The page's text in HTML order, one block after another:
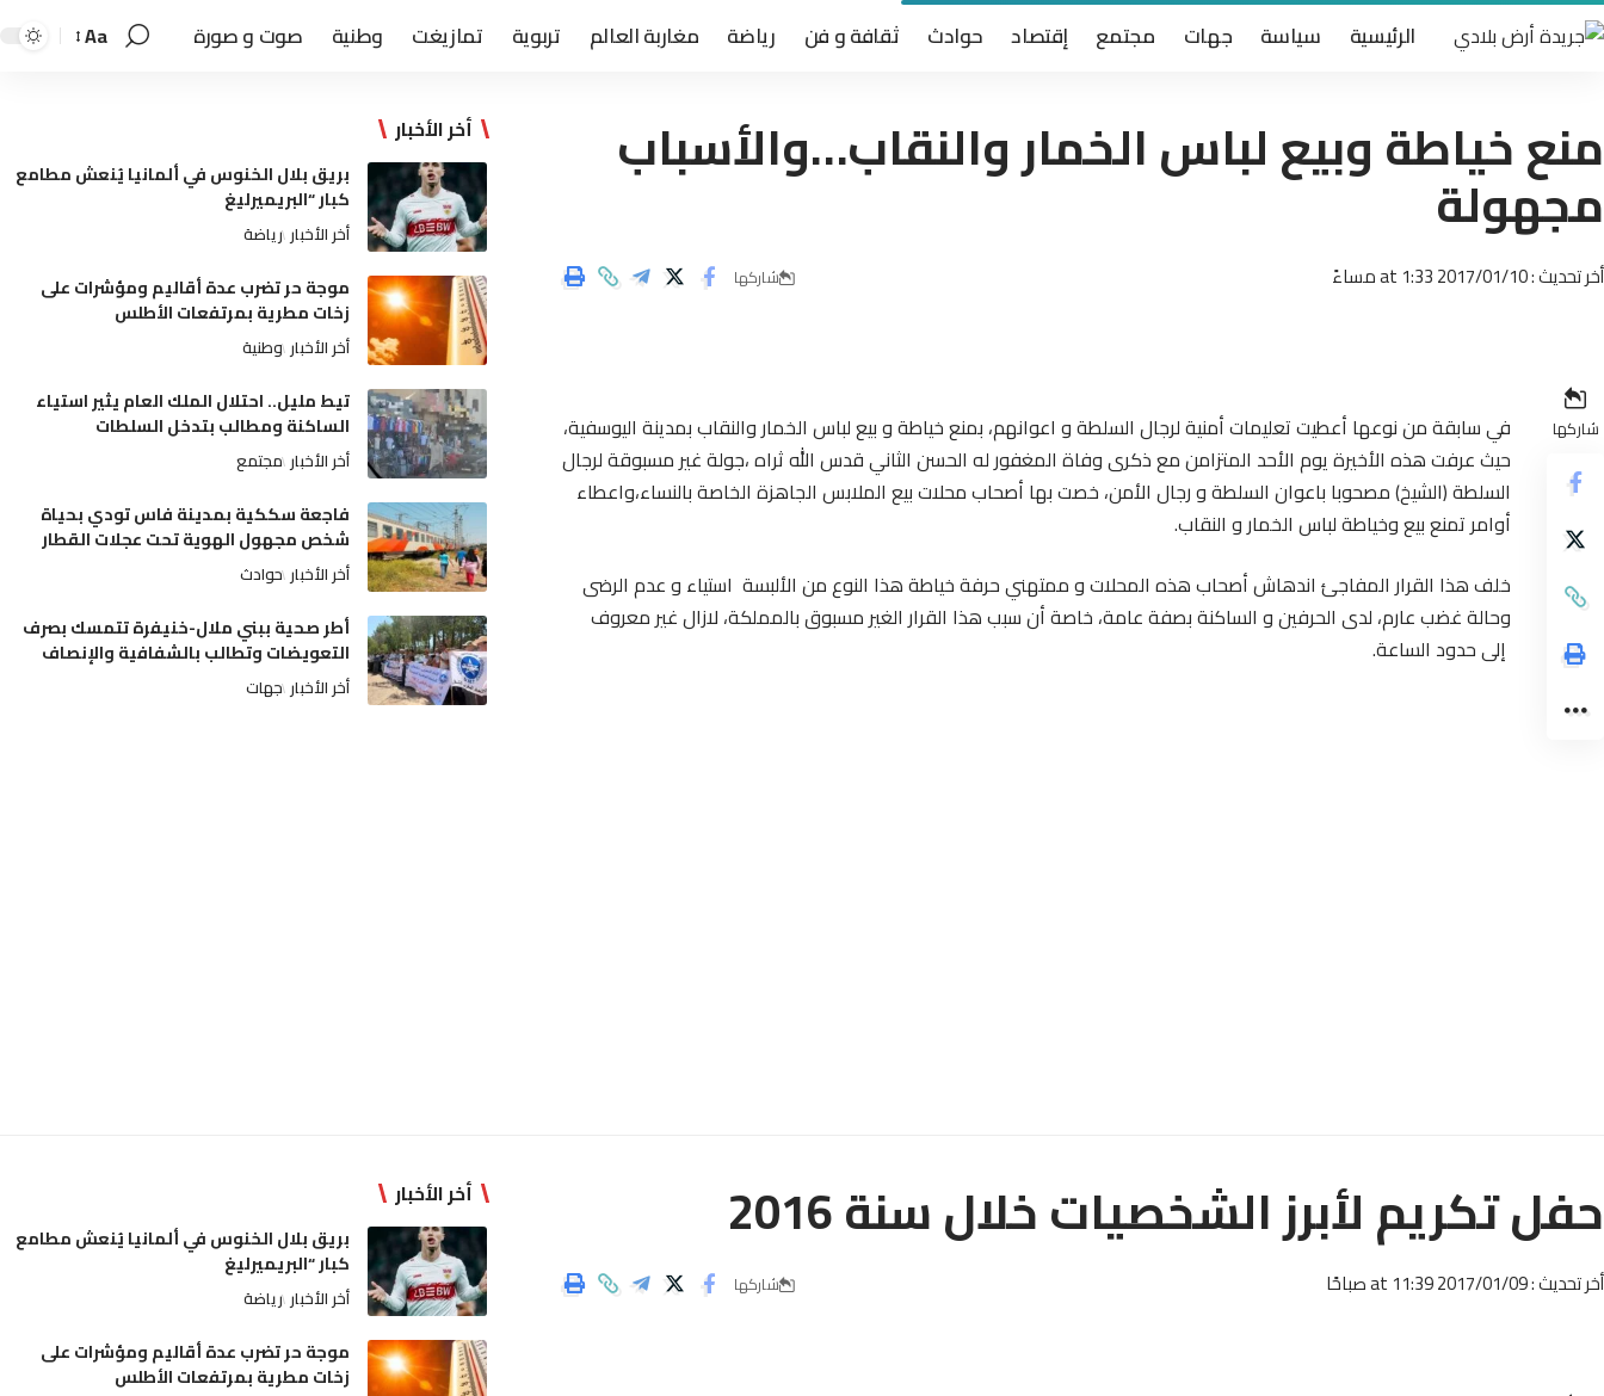
الرئيسية سياسة جهات مجتمع إقتصاد حوادث ثقافة و فن رياضة مغاربة العالم تربوية تمازيغت وطنية صوت و صورة Aa
منع خياطة وبيع لباس الخمار والنقاب…والأسباب
مجهولة
أخر تحديث : 2017/01/10 at 1:33 مساءً شاركها
شاركها
في سابقة من نوعها أعطيت تعليمات أمنية لرجال السلطة و اعوانهم، بمنع خياطة و بيع لباس الخمار والنقاب بمدينة اليوسفية،
حيث عرفت هذه الأخيرة يوم الأحد المتزامن مع ذكرى وفاة المغفور له الحسن الثاني قدس الله ثراه ،جولة غير مسبوقة لرجال
السلطة (الشيخ) مصحوبا باعوان السلطة و رجال الأمن، خصت بها أصحاب محلات بيع الملابس الجاهزة الخاصة بالنساء،واعطاء
أوامر تمنع بيع وخياطة لباس الخمار و النقاب.
خلف هذا القرار المفاجئ اندهاش أصحاب هذه المحلات و ممتهني حرفة خياطة هذا النوع من الألبسة استياء و عدم الرضى
وحالة غضب عارم، لدى الحرفين و الساكنة بصفة عامة، خاصة أن سبب هذا القرار الغير مسبوق بالمملكة، لازال غير معروف
إلى حدود الساعة.
أخر الأخبار
بريق بلال الخنوس في ألمانيا يُنعش مطامع
كبار “البريميرليغ
أخر الأخبار رياضة
موجة حر تضرب عدة أقاليم ومؤشرات على
زخات مطرية بمرتفعات الأطلس
أخر الأخبار وطنية
تيط مليل.. احتلال الملك العام يثير استياء
الساكنة ومطالب بتدخل السلطات
أخر الأخبار مجتمع
فاجعة سككية بمدينة فاس تودي بحياة
شخص مجهول الهوية تحت عجلات القطار
أخر الأخبار حوادث
أطر صحية ببني ملال-خنيفرة تتمسك بصرف
التعويضات وتطالب بالشفافية والإنصاف
أخر الأخبار جهات
حفل تكريم لأبرز الشخصيات خلال سنة 2016
أخر تحديث : 2017/01/09 at 11:39 صباحًا شاركها
أخر الأخبار
بريق بلال الخنوس في ألمانيا يُنعش مطامع
كبار “البريميرليغ
أخر الأخبار رياضة
موجة حر تضرب عدة أقاليم ومؤشرات على
زخات مطرية بمرتفعات الأطلس